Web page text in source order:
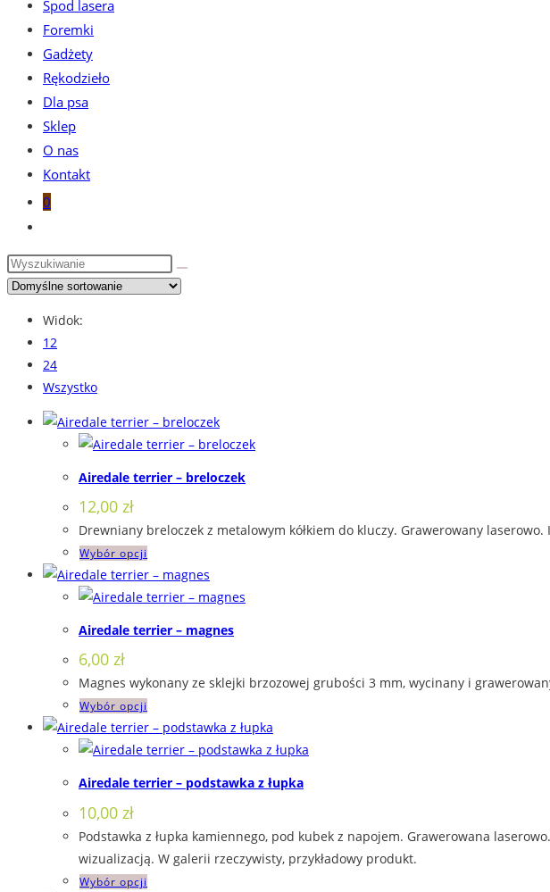
Spod lasera
Foremki
Gadżety
Rękodzieło
Dla psa
Sklep
O nas
Kontakt
0
website
search
Widok:
12
24
Wszystko
Airedale terrier – breloczek
12,00 zł
Drewniany breloczek z metalowym kółkiem do kluczy. Grawerowany
Wybór opcji
produkt
ma
wariantów.
można
na
stronie
produktu
Airedale terrier – magnes
6,00 zł
Magnes wykonany ze sklejki brzozowej grubości 3 mm, wycinany i
Wybór opcji
produkt
ma
wariantów.
można
wybrać
Airedale terrier – podstawka z łupka
10,00 zł
Podstawka z łupka kamiennego, pod kubek z napojem. Grawerowana
wizualizacją. W galerii rzeczywisty, przykładowy produkt.
Wybór opcji